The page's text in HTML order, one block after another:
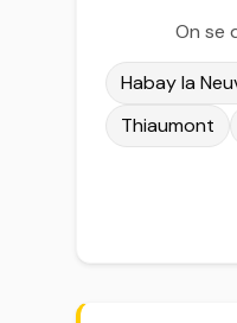
On se
Habay la
Thiaumont